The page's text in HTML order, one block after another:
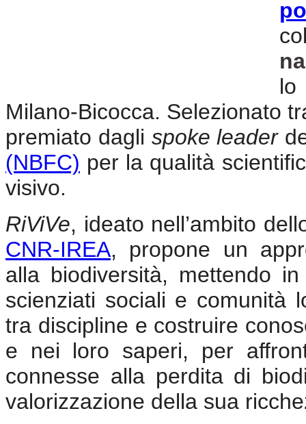
lo
Milano-Bicocca. Selezionato
premiato dagli spoke leader
(NBFC) per la qualità
visivo.
RiViVe, ideato nell’ambito
CNR-IREA, propone un
alla biodiversità, mettendo
scienziati sociali e comunità
tra discipline e costruire
e nei loro saperi, per
connesse alla perdita di
valorizzazione della sua